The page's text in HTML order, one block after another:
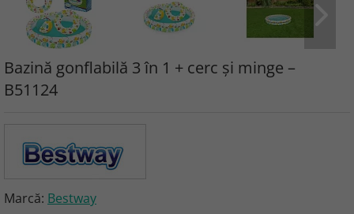
Bazină gonflabilă 3 în 1 + cerc și minge –
B51124
Marcă: Bestway